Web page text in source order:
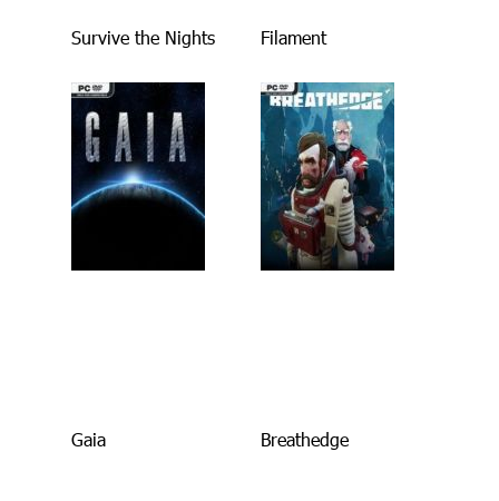
Survive the Nights Filament
Gaia Breathedge